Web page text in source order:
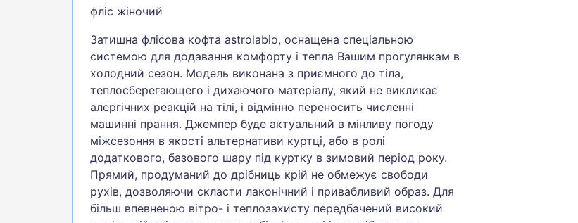
фліс жіночий
Затишна флісова кофта astrolabio, оснащена спеціальною
системою для додавання комфорту і тепла Вашим прогулянкам в
холодний сезон. Модель виконана з приємного до тіла,
теплосберегающего і дихаючого матеріалу, який не викликає
алергічних реакцій на тілі, і відмінно переносить численні
машинні прання. Джемпер буде актуальний в мінливу погоду
міжсезоння в якості альтернативи куртці, або в ролі
додаткового, базового шару під куртку в зимовий період року.
Прямий, продуманий до дрібниць крій не обмежує свободи
рухів, дозволяючи скласти лаконічний і привабливий образ. Для
більш впевненою вітро- і теплозахисту передбачений високий